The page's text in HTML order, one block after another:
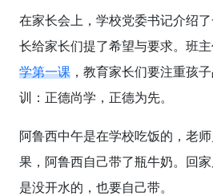
在家长会上，学校党委书记介绍
长给家长们提了希望与要求。班
学第一课 ，教育家长们要注重孩
训：正德尚学，正德为先。
阿鲁西中午是在学校吃饭的，老
果，阿鲁西自己带了瓶牛奶。回
是没开水的，也要自己带。